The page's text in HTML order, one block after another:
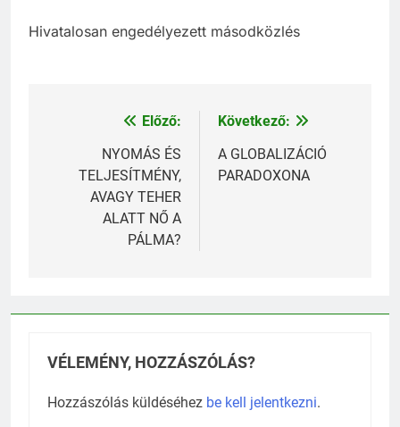
Hivatalosan engedélyezett másodközlés
Bejegyzés
navigáció
Előző:
NYOMÁS ÉS
TELJESÍTMÉNY,
AVAGY TEHER
ALATT NŐ A
PÁLMA?
Következő:
A GLOBALIZÁCIÓ
PARADOXONA
VÉLEMÉNY, HOZZÁSZÓLÁS?
Hozzászólás küldéséhez be kell jelentkezni.